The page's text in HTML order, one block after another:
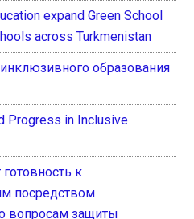
expand Green School
across Turkmenistan
образования
Progress in Inclusive
к
посредством
вопросам защиты